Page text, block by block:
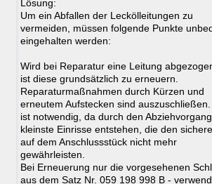
Lösung:
Um ein Abfallen der Leckölleitungen zu
vermeiden, müssen folgende Punkte
eingehalten werden:
Wird bei Reparatur eine Leitung
ist diese grundsätzlich zu erneuern.
Reparaturmaßnahmen durch Kürzen und
erneutem Aufstecken sind
ist notwendig, da durch den Abziehvorgang
kleinste Einrisse entstehen, die den
auf dem Anschlussstück nicht mehr
gewährleisten.
Bei Erneuerung nur die vorgesehenen
aus dem Satz Nr. 059 198 998 B -